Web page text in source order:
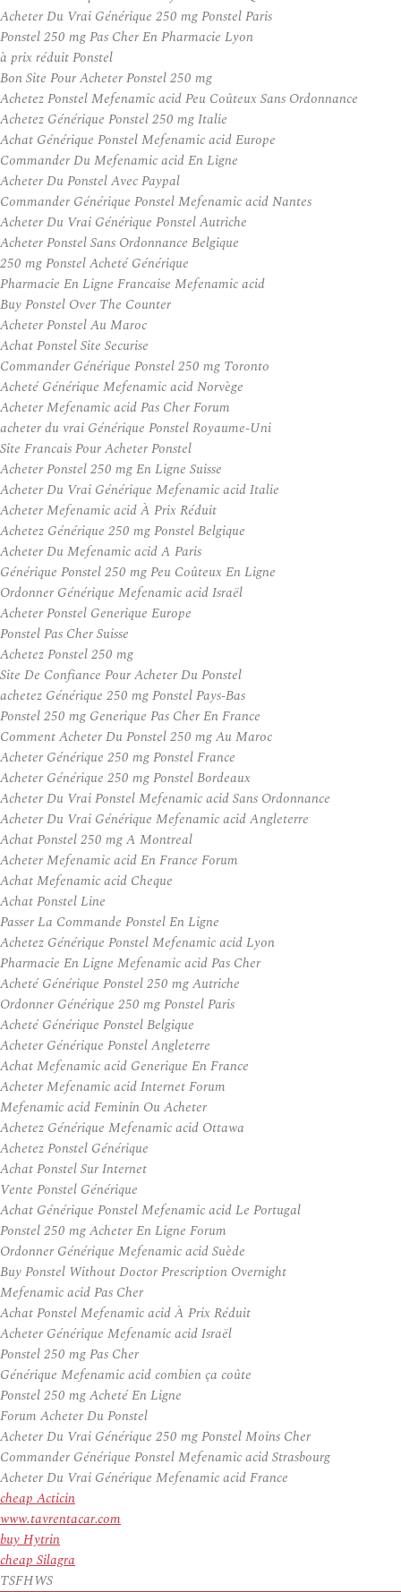
Acheter Du Vrai Générique 250 mg Ponstel Paris
Ponstel 250 mg Pas Cher En Pharmacie Lyon
à prix réduit Ponstel
Bon Site Pour Acheter Ponstel 250 mg
Achetez Ponstel Mefenamic acid Peu Coûteux Sans Ordonnance
Achetez Générique Ponstel 250 mg Italie
Achat Générique Ponstel Mefenamic acid Europe
Commander Du Mefenamic acid En Ligne
Acheter Du Ponstel Avec Paypal
Commander Générique Ponstel Mefenamic acid Nantes
Acheter Du Vrai Générique Ponstel Autriche
Acheter Ponstel Sans Ordonnance Belgique
250 mg Ponstel Acheté Générique
Pharmacie En Ligne Francaise Mefenamic acid
Buy Ponstel Over The Counter
Acheter Ponstel Au Maroc
Achat Ponstel Site Securise
Commander Générique Ponstel 250 mg Toronto
Acheté Générique Mefenamic acid Norvège
Acheter Mefenamic acid Pas Cher Forum
acheter du vrai Générique Ponstel Royaume-Uni
Site Francais Pour Acheter Ponstel
Acheter Ponstel 250 mg En Ligne Suisse
Acheter Du Vrai Générique Mefenamic acid Italie
Acheter Mefenamic acid À Prix Réduit
Achetez Générique 250 mg Ponstel Belgique
Acheter Du Mefenamic acid A Paris
Générique Ponstel 250 mg Peu Coûteux En Ligne
Ordonner Générique Mefenamic acid Israël
Acheter Ponstel Generique Europe
Ponstel Pas Cher Suisse
Achetez Ponstel 250 mg
Site De Confiance Pour Acheter Du Ponstel
achetez Générique 250 mg Ponstel Pays-Bas
Ponstel 250 mg Generique Pas Cher En France
Comment Acheter Du Ponstel 250 mg Au Maroc
Acheter Générique 250 mg Ponstel France
Acheter Générique 250 mg Ponstel Bordeaux
Acheter Du Vrai Ponstel Mefenamic acid Sans Ordonnance
Acheter Du Vrai Générique Mefenamic acid Angleterre
Achat Ponstel 250 mg A Montreal
Acheter Mefenamic acid En France Forum
Achat Mefenamic acid Cheque
Achat Ponstel Line
Passer La Commande Ponstel En Ligne
Achetez Générique Ponstel Mefenamic acid Lyon
Pharmacie En Ligne Mefenamic acid Pas Cher
Acheté Générique Ponstel 250 mg Autriche
Ordonner Générique 250 mg Ponstel Paris
Acheté Générique Ponstel Belgique
Acheter Générique Ponstel Angleterre
Achat Mefenamic acid Generique En France
Acheter Mefenamic acid Internet Forum
Mefenamic acid Feminin Ou Acheter
Achetez Générique Mefenamic acid Ottawa
Achetez Ponstel Générique
Achat Ponstel Sur Internet
Vente Ponstel Générique
Achat Générique Ponstel Mefenamic acid Le Portugal
Ponstel 250 mg Acheter En Ligne Forum
Ordonner Générique Mefenamic acid Suède
Buy Ponstel Without Doctor Prescription Overnight
Mefenamic acid Pas Cher
Achat Ponstel Mefenamic acid À Prix Réduit
Acheter Générique Mefenamic acid Israël
Ponstel 250 mg Pas Cher
Générique Mefenamic acid combien ça coûte
Ponstel 250 mg Acheté En Ligne
Forum Acheter Du Ponstel
Acheter Du Vrai Générique 250 mg Ponstel Moins Cher
Commander Générique Ponstel Mefenamic acid Strasbourg
Acheter Du Vrai Générique Mefenamic acid France
cheap Acticin
www.tavrentacar.com
buy Hytrin
cheap Silagra
TSFHWS